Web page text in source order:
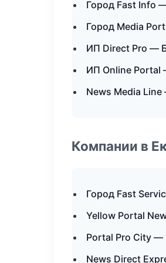
Город Fast Info
Город Media
ИП Direct Pro —
ИП Online
News Media
Компании в
Город Fast
Yellow Portal
Portal Pro City —
News Direct